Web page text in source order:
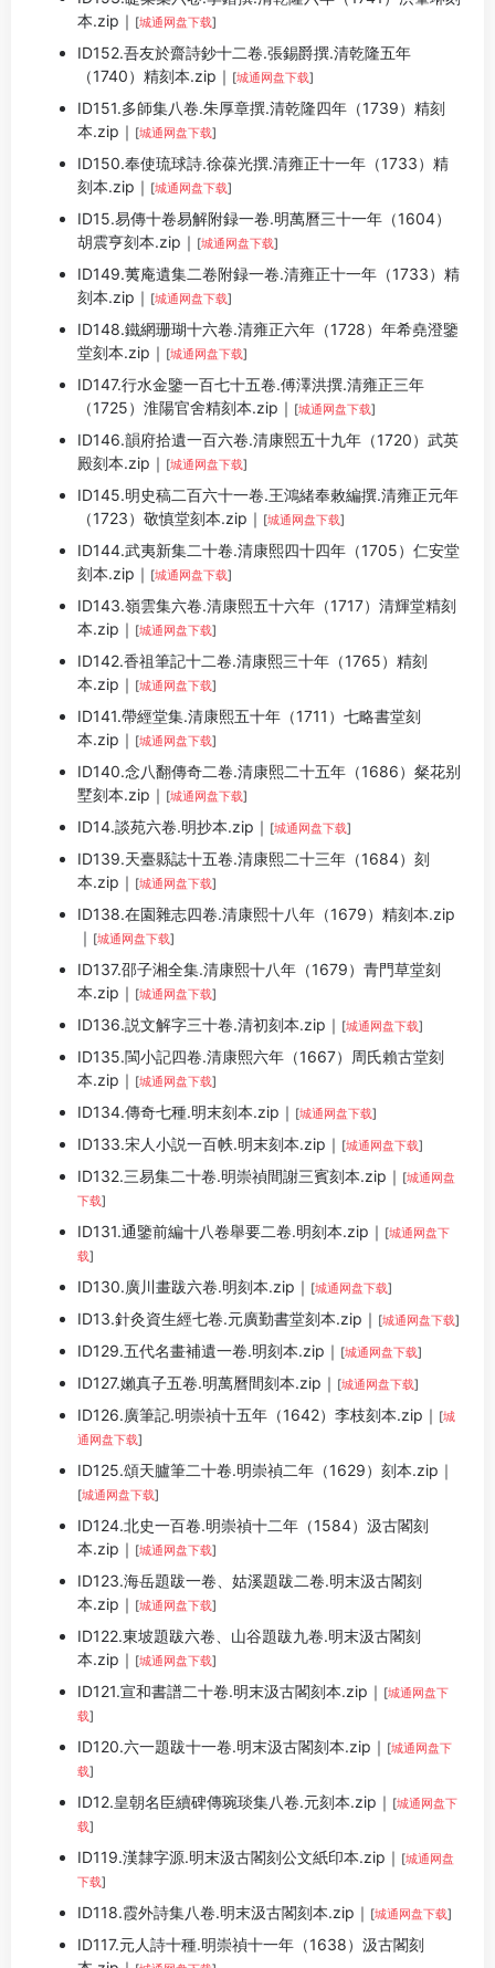
本.zip｜ [城通网盘下载]
ID152.吾友於齋詩鈔十二卷.張錫爵撰.清乾隆五年
（1740）精刻本.zip｜ [城通网盘下载]
ID151.多師集八卷.朱厚章撰.清乾隆四年（1739）精刻
本.zip｜ [城通网盘下载]
ID150.奉使琉球詩.徐葆光撰.清雍正十一年（1733）精
刻本.zip｜ [城通网盘下载]
ID15.易傳十卷易解附録一卷.明萬曆三十一年（1604）
胡震亨刻本.zip｜ [城通网盘下载]
ID149.荑庵遺集二卷附録一卷.清雍正十一年（1733）精
刻本.zip｜ [城通网盘下载]
ID148.鐵網珊瑚十六卷.清雍正六年（1728）年希堯澄鑒
堂刻本.zip｜ [城通网盘下载]
ID147.行水金鑒一百七十五卷.傅澤洪撰.清雍正三年
（1725）淮陽官舍精刻本.zip｜ [城通网盘下载]
ID146.韻府拾遺一百六卷.清康熙五十九年（1720）武英
殿刻本.zip｜ [城通网盘下载]
ID145.明史稿二百六十一卷.王鴻緒奉敕編撰.清雍正元年
（1723）敬慎堂刻本.zip｜ [城通网盘下载]
ID144.武夷新集二十卷.清康熙四十四年（1705）仁安堂
刻本.zip｜ [城通网盘下载]
ID143.嶺雲集六卷.清康熙五十六年（1717）清輝堂精刻
本.zip｜ [城通网盘下载]
ID142.香祖筆記十二卷.清康熙三十年（1765）精刻
本.zip｜ [城通网盘下载]
ID141.帶經堂集.清康熙五十年（1711）七略書堂刻
本.zip｜ [城通网盘下载]
ID140.念八翻傳奇二卷.清康熙二十五年（1686）粲花别
墅刻本.zip｜ [城通网盘下载]
ID14.談苑六卷.明抄本.zip｜ [城通网盘下载]
ID139.天臺縣誌十五卷.清康熙二十三年（1684）刻
本.zip｜ [城通网盘下载]
ID138.在園雜志四卷.清康熙十八年（1679）精刻本.zip
｜ [城通网盘下载]
ID137.邵子湘全集.清康熙十八年（1679）青門草堂刻
本.zip｜ [城通网盘下载]
ID136.説文解字三十卷.清初刻本.zip｜ [城通网盘下载]
ID135.閩小記四卷.清康熙六年（1667）周氏賴古堂刻
本.zip｜ [城通网盘下载]
ID134.傳奇七種.明末刻本.zip｜ [城通网盘下载]
ID133.宋人小説一百帙.明末刻本.zip｜ [城通网盘下载]
ID132.三易集二十卷.明崇禎間謝三賓刻本.zip｜ [城通网盘
下载]
ID131.通鑒前編十八卷舉要二卷.明刻本.zip｜ [城通网盘下
载]
ID130.廣川畫跋六卷.明刻本.zip｜ [城通网盘下载]
ID13.針灸資生經七卷.元廣勤書堂刻本.zip｜ [城通网盘下载]
ID129.五代名畫補遺一卷.明刻本.zip｜ [城通网盘下载]
ID127.嬾真子五卷.明萬曆間刻本.zip｜ [城通网盘下载]
ID126.廣筆記.明崇禎十五年（1642）李枝刻本.zip｜ [城
通网盘下载]
ID125.頌天臚筆二十卷.明崇禎二年（1629）刻本.zip｜
[城通网盘下载]
ID124.北史一百卷.明崇禎十二年（1584）汲古閣刻
本.zip｜ [城通网盘下载]
ID123.海岳題跋一卷、姑溪題跋二卷.明末汲古閣刻
本.zip｜ [城通网盘下载]
ID122.東坡題跋六卷、山谷題跋九卷.明末汲古閣刻
本.zip｜ [城通网盘下载]
ID121.宣和書譜二十卷.明末汲古閣刻本.zip｜ [城通网盘下
载]
ID120.六一題跋十一卷.明末汲古閣刻本.zip｜ [城通网盘下
载]
ID12.皇朝名臣續碑傳琬琰集八卷.元刻本.zip｜ [城通网盘下
载]
ID119.漢隸字源.明末汲古閣刻公文紙印本.zip｜ [城通网盘
下载]
ID118.霞外詩集八卷.明末汲古閣刻本.zip｜ [城通网盘下载]
ID117.元人詩十種.明崇禎十一年（1638）汲古閣刻